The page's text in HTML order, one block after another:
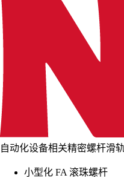
自动化设备相关精密螺杆滑
小型化 FA 滚珠螺杆